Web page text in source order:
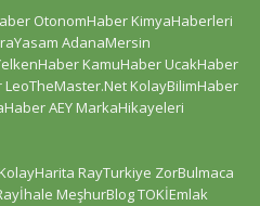
OtonomHaber KimyaHaberleri
AdanaMersin
KamuHaber UcakHaber
LeoTheMaster.Net KolayBilimHaber
AEY MarkaHikayeleri
KolayHarita RayTurkiye ZorBulmaca
MeşhurBlogTOKİEmlak